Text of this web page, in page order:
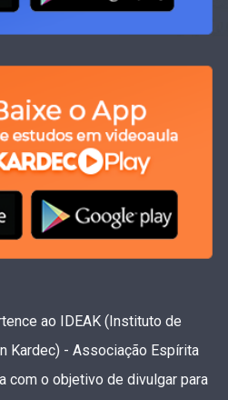
ao IDEAK (Instituto de
Kardec) - Associação Espírita
com o objetivo de divulgar para